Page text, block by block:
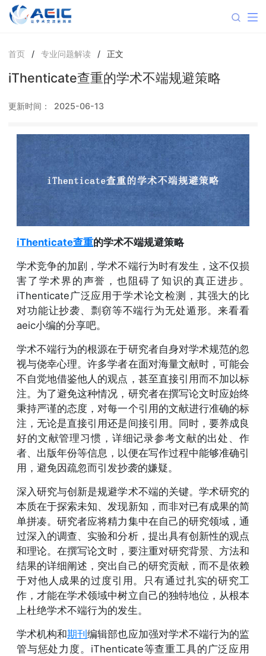
首页 / 专业问题解读 / 正文
iThenticate查重的学术不端规避策略
更新时间： 2025-06-13
iThenticate查重的学术不端规避策略
学术竞争的加剧，学术不端行为时有发生，这不仅损
害了学术界的声誉，也阻碍了知识的真正进步。
iThenticate广泛应用于学术论文检测，其强大的比
对功能让抄袭、剽窃等不端行为无处遁形。来看看
aeic小编的分享吧。
学术不端行为的根源在于研究者自身对学术规范的忽
视与侥幸心理。许多学者在面对海量文献时，可能会
不自觉地借鉴他人的观点，甚至直接引用而不加以标
注。为了避免这种情况，研究者在撰写论文时应始终
秉持严谨的态度，对每一个引用的文献进行准确的标
注，无论是直接引用还是间接引用。同时，要养成良
好的文献管理习惯，详细记录参考文献的出处、作
者、出版年份等信息，以便在写作过程中能够准确引
用，避免因疏忽而引发抄袭的嫌疑。
深入研究与创新是规避学术不端的关键。学术研究的
本质在于探索未知、发现新知，而非对已有成果的简
单拼凑。研究者应将精力集中在自己的研究领域，通
过深入的调查、实验和分析，提出具有创新性的观点
和理论。在撰写论文时，要注重对研究背景、方法和
结果的详细阐述，突出自己的研究贡献，而不是依赖
于对他人成果的过度引用。只有通过扎实的研究工
作，才能在学术领域中树立自己的独特地位，从根本
上杜绝学术不端行为的发生。
学术机构和期刊编辑部也应加强对学术不端行为的监
管与惩处力度。iThenticate等查重工具的广泛应用